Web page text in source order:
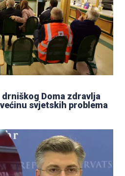
Doma zdravlja
svjetskih problema